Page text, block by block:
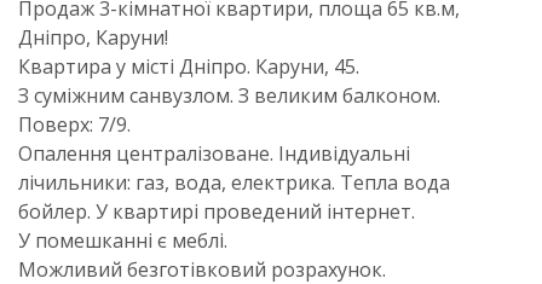
Продаж 3-кімнатної квартири, площа 65 кв.м,
Дніпро, Каруни!
Квартира у місті Дніпро. Каруни, 45.
З суміжним санвузлом. З великим балконом.
Поверх: 7/9.
Опалення централізоване. Індивідуальні
лічильники: газ, вода, електрика. Тепла вода
бойлер. У квартирі проведений інтернет.
У помешканні є меблі.
Можливий безготівковий розрахунок.